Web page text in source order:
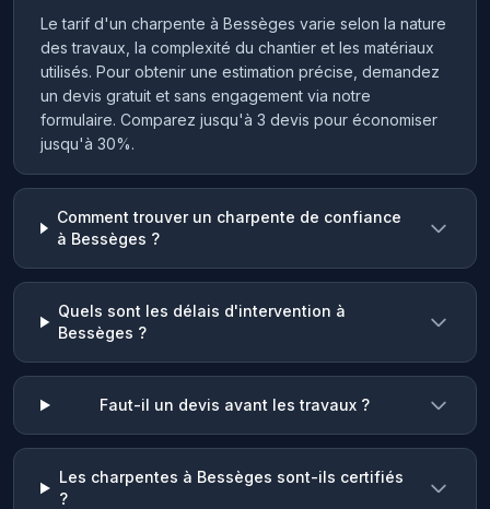
Le tarif d'un charpente à Bessèges varie selon la nature
des travaux, la complexité du chantier et les matériaux
utilisés. Pour obtenir une estimation précise, demandez
un devis gratuit et sans engagement via notre
formulaire. Comparez jusqu'à 3 devis pour économiser
jusqu'à 30%.
Comment trouver un charpente de confiance
à Bessèges ?
Quels sont les délais d'intervention à
Bessèges ?
Faut-il un devis avant les travaux ?
Les charpentes à Bessèges sont-ils certifiés
?